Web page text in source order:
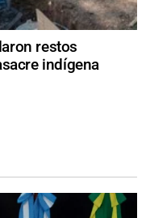
restos
indígena